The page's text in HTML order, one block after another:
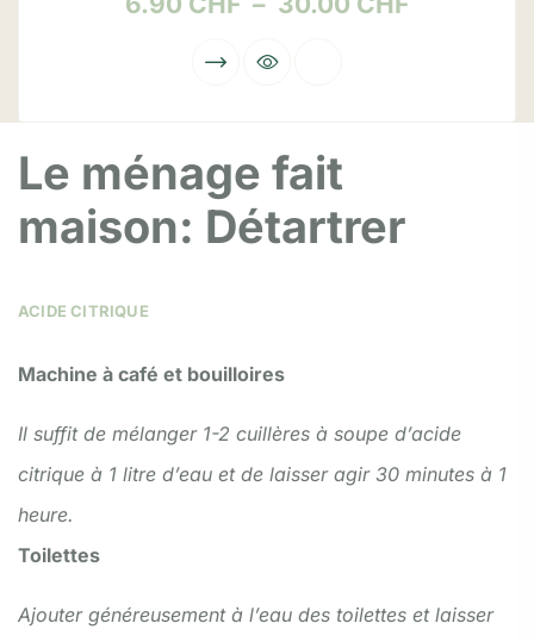
Le ménage fait
maison: Détartrer
ACIDE CITRIQUE
Machine à café et bouilloires
Il suffit de mélanger 1-2 cuillères à soupe d’acide
citrique à 1 litre d’eau et de laisser agir 30 minutes à 1
heure.
Toilettes
Ajouter généreusement à l’eau des toilettes et laisser